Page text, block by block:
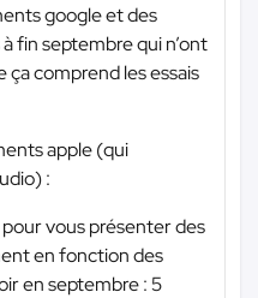
google et des
fin septembre qui n’ont
ça comprend les essais
apple (qui
:
vous présenter des
en fonction des
en septembre : 5